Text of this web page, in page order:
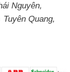
Nguyên,
Quang,